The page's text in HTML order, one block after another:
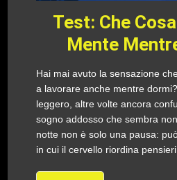
Test: Che
Mente
Hai mai avuto la sensazione
a lavorare anche mentre
leggero, altre volte ancora
sogno addosso che sembra
notte non è solo una pausa:
in cui il cervello riordina